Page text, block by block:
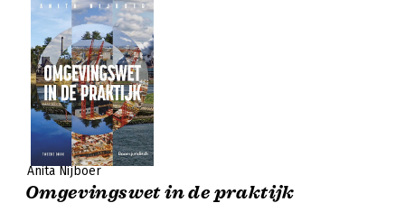
Anita Nijboer
Omgevingswet in de praktijk